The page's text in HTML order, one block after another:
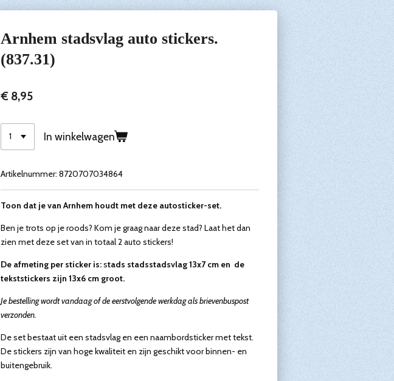
Arnhem stadsvlag auto stickers.
(837.31)
€ 8,95
In winkelwagen
Artikelnummer: 8720707034864
Toon dat je van Arnhem houdt met deze autosticker-set.
Ben je trots op je roods? Kom je graag naar deze stad? Laat het dan
zien met deze set van in totaal 2 auto stickers!
De afmeting per sticker is:stads stadsstadsvlag 13x7 cm en de
tekststickers zijn 13x6 cm groot.
Je bestelling wordt vandaag of de eerstvolgende werkdag als brievenbuspost
verzonden.
De set bestaat uit een stadsvlag en een naambordsticker met tekst.
De stickers zijn van hoge kwaliteit en zijn geschikt voor binnen- en
buitengebruik.